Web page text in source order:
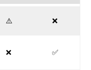
⚠️ ❌
❌ ✅